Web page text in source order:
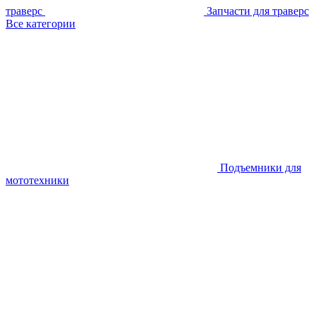
траверс
Запчасти для траверс
Все категории
Подъемники для
мототехники